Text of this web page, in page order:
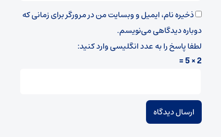
ذخیره نام، ایمیل و وبسایت من در مرورگر برای زمانی که
دوباره دیدگاهی می‌نویسم.
لطفا پاسخ را به عدد انگلیسی وارد کنید:
2 × 5 =